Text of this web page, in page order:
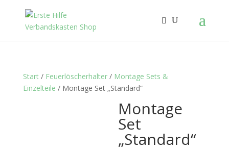
Start/ Feuerlöscherhalter/ Montage Sets &
Einzelteile / Montage Set „Standard“
Montage
Set
„Standard“